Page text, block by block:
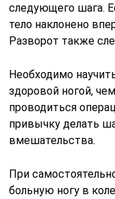
следующего шага.
тело наклонено
Разворот также
Необходимо
здоровой ногой,
проводиться
привычку делать
вмешательства.
При
больную ногу в